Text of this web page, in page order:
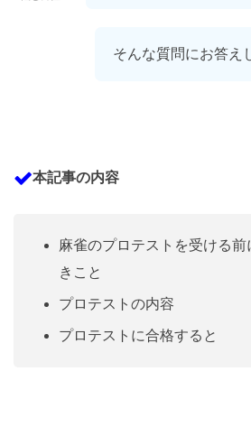
そんな質問にお答え
本記事の内容
麻雀のプロテストを受ける
きこと
プロテストの内容
プロテストに合格すると